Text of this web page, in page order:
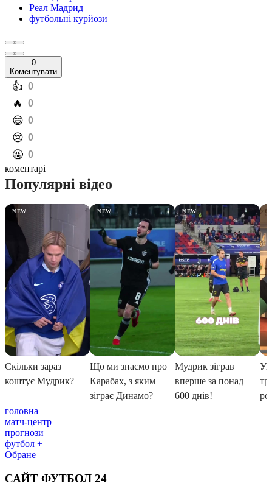
Реал Мадрид
футбольні курйози
0
Коментувати
️👍 0
️🔥 0
️😄 0
️😢 0
️🤬 0
коментарі
головна
матч-центр
прогнози
футбол +
Обране
САЙТ ФУТБОЛ 24